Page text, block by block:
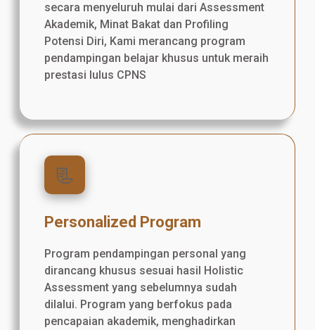
secara menyeluruh mulai dari Assessment
Akademik, Minat Bakat dan Profiling
Potensi Diri, Kami merancang program
pendampingan belajar khusus untuk meraih
prestasi lulus CPNS
📃
Personalized Program
Program pendampingan personal yang
dirancang khusus sesuai hasil Holistic
Assessment yang sebelumnya sudah
dilalui. Program yang berfokus pada
pencapaian akademik, menghadirkan